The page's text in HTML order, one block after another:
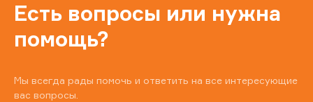
Есть вопросы или нужна
помощь?
Мы всегда рады помочь и ответить на все интересующие
вас вопросы.